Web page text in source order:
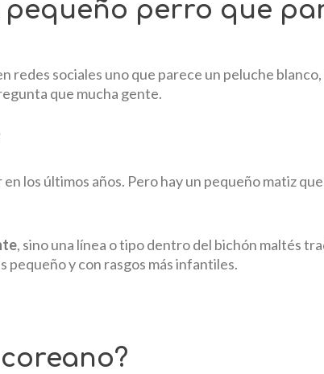
pequeño perro que
redes sociales uno que parece un peluche
que mucha gente.
los últimos años. Pero hay un pequeño matiz
, sino una línea o tipo dentro del bichón maltés
pequeño y con rasgos más infantiles.